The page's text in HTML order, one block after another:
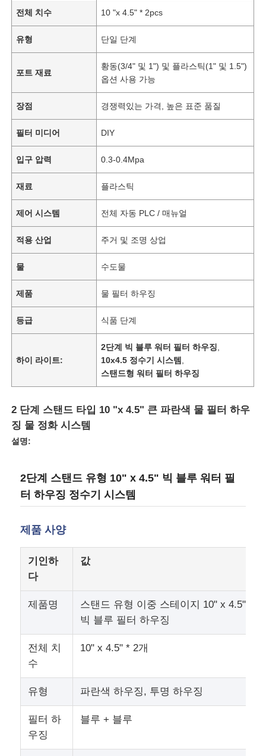
제품 소개
공장 투어
품질 관리
연락처
전체 치수 10 "x 4.5" * 2pcs
유형 단일 단계
포트 재료
황동(3/4" 및 1") 및 플라스틱(1" 및 1.5")
옵션 사용 가능
장점 경쟁력있는 가격, 높은 표준 품질
필터 미디어 DIY
입구 압력 0.3-0.4Mpa
재료 플라스틱
제어 시스템 전체 자동 PLC / 매뉴얼
적용 산업 주거 및 조명 상업
물 수도물
제품 물 필터 하우징
등급 식품 단계
하이 라이트:
2단계 빅 블루 워터 필터 하우징
10x4.5 정수기 시스템
스탠드형 워터 필터 하우징
2 단계 스탠드 타입 10 "x 4.5" 큰 파란색 물 필터 하우
징 물 정화 시스템
설명:
2단계 스탠드 유형 10" x 4.5" 빅 블루 워터 필
터 하우징 정수기 시스템
제품 사양
기인하
다
값
제품명
스탠드 유형 이중 스테이지 10" x 4.5"
빅 블루 필터 하우징
전체 치
수
10" x 4.5" * 2개
유형 파란색 하우징, 투명 하우징
필터 하
우징
블루 + 블루